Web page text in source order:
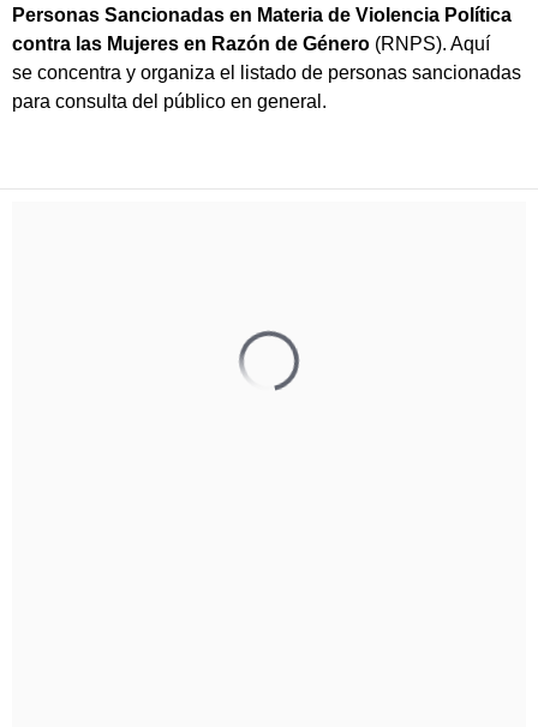
Personas Sancionadas en Materia de Violencia Política
contra las Mujeres en Razón de Género (RNPS). Aquí
se concentra y organiza el listado de personas sancionadas
para consulta del público en general.